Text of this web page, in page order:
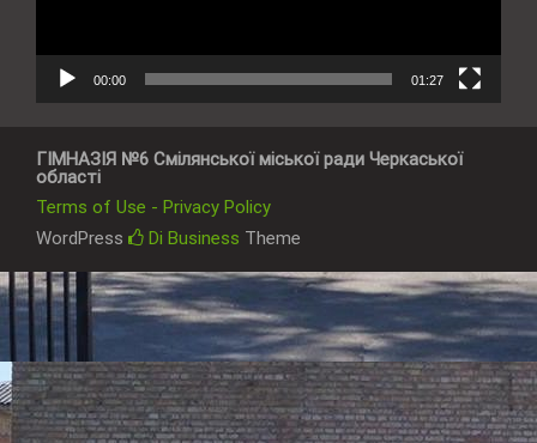
00:00 01:27
ГІМНАЗІЯ №6 Смілянської міської ради Черкаської
області
Terms of Use - Privacy Policy
WordPress
Di Business Theme